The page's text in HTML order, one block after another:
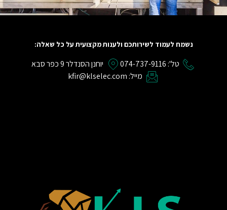
נשמח לעמוד לשירותכם ולענות מקצועית על כל שאלה:
טל': 074-737-9116
יוחנן הסנדלר 9 כפר סבא
מייל: kfir@klselec.com